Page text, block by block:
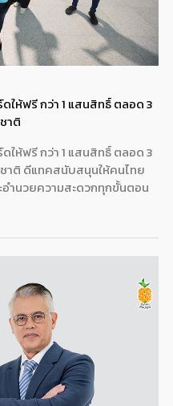
ห้ฟรี กว่า 1 แสนสิทธิ์ ตลอด 3
าติ
ห้ฟรี กว่า 1 แสนสิทธิ์ ตลอด 3
ติ ดีแทคสนับสนุนให้คนไทย
ำนวยความสะดวกทุกขั้นตอน